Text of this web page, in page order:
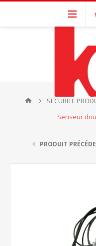
SECURITE
Senseur
PRODUIT